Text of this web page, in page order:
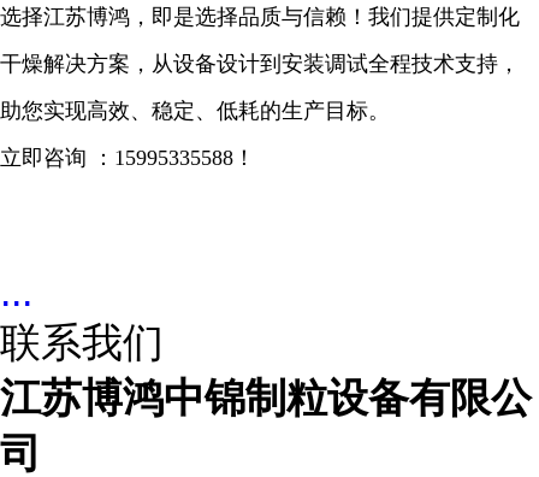
选择江苏博鸿，即是选择品质与信赖！我们提供定制化
干燥解决方案，从设备设计到安装调试全程技术支持，
助您实现高效、稳定、低耗的生产目标。
立即咨询 ： 15995335588 ！
...
联系我们
江苏博鸿中锦制粒设备有限公
司